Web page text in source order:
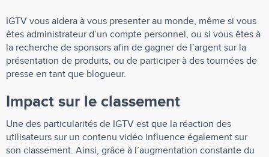
IGTV vous aidera à vous presenter au monde, même si vous
êtes administrateur d’un compte personnel, ou si vous êtes à
la recherche de sponsors afin de gagner de l’argent sur la
présentation de produits, ou de participer à des tournées de
presse en tant que blogueur.
Impact sur le classement
Une des particularités de IGTV est que la réaction des
utilisateurs sur un contenu vidéo influence également sur
son classement. Ainsi, grâce à l’augmentation constante du